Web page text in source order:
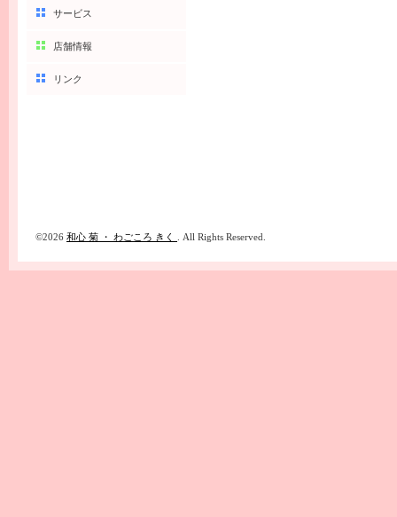
サービス
店舗情報
リンク
©2026 和心 菊 ・ わごころ きく . All Rights Reserved.